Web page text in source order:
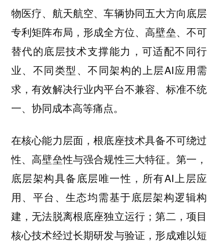
物医疗、航天航空、车辆协同五大方向底层
专利矩阵布局，形成全方位、高壁垒、不可
替代的底层技术支撑能力，可适配不同行
业、不同类型、不同架构的上层AI应用需
求，有效解决行业内平台不兼容、标准不统
一、协同成本高等痛点。
在核心能力层面，根底座技术具备不可绕过
性、高壁垒性与强合规性三大特征。第一，
底层架构具备底层唯一性，所有AI上层应
用、平台、生态均需基于底层架构逻辑构
建，无法脱离根底座独立运行；第二，项目
核心技术经过长期研发与验证，形成难以短